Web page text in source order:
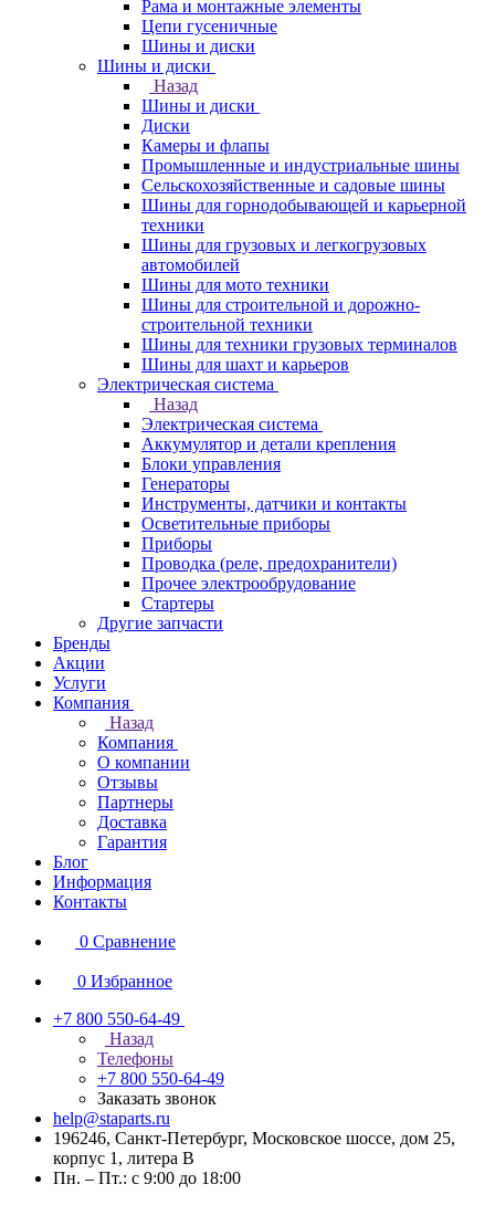
Рама и монтажные элементы
Цепи гусеничные
Шины и диски
Шины и диски
Назад
Шины и диски
Диски
Камеры и флапы
Промышленные и индустриальные шины
Сельскохозяйственные и садовые шины
Шины для горнодобывающей и карьерной
техники
Шины для грузовых и легкогрузовых
автомобилей
Шины для мото техники
Шины для строительной и дорожно-
строительной техники
Шины для техники грузовых терминалов
Шины для шахт и карьеров
Электрическая система
Назад
Электрическая система
Аккумулятор и детали крепления
Блоки управления
Генераторы
Инструменты, датчики и контакты
Осветительные приборы
Приборы
Проводка (реле, предохранители)
Прочее электрообрудование
Стартеры
Другие запчасти
Бренды
Акции
Услуги
Компания
Назад
Компания
О компании
Отзывы
Партнеры
Доставка
Гарантия
Блог
Информация
Контакты
0 Сравнение
0 Избранное
+7 800 550-64-49
Назад
Телефоны
+7 800 550-64-49
Заказать звонок
help@staparts.ru
196246, Санкт-Петербург, Московское шоссе, дом 25,
корпус 1, литера В
Пн. – Пт.: с 9:00 до 18:00